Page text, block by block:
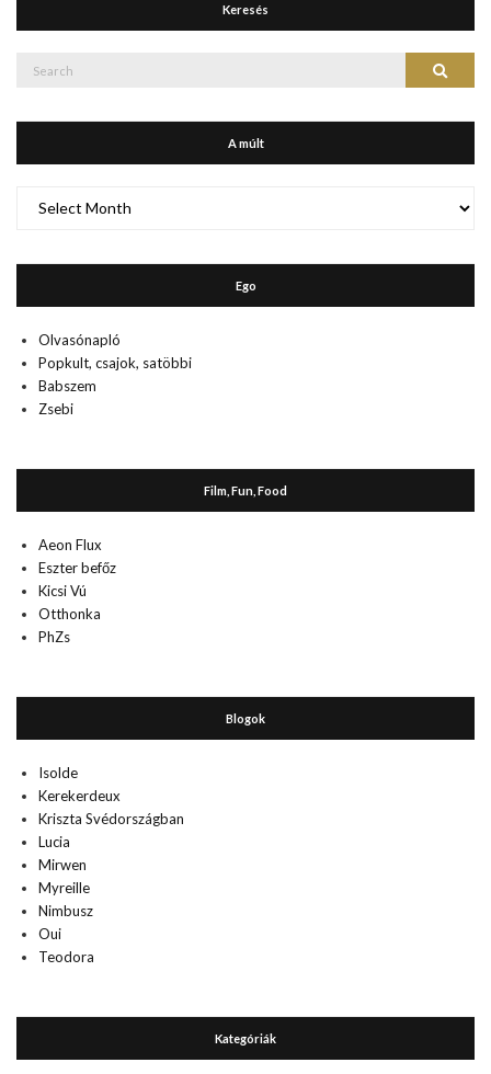
Keresés
Search
A múlt
múlt
Ego
Olvasónapló
Popkult, csajok, satöbbi
Babszem
Zsebi
Film, Fun, Food
Aeon Flux
Eszter befőz
Kicsi Vú
Otthonka
PhZs
Blogok
Isolde
Kerekerdeux
Kriszta Svédországban
Lucia
Mirwen
Myreille
Nimbusz
Oui
Teodora
Kategóriák